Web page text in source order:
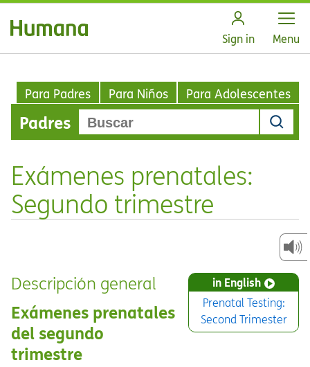
Sign in Open
Menu
Para Padres Para Niños Para Adolescentes
Padres
Exámenes prenatales:
Segundo trimestre
in English
Prenatal Testing:
Second Trimester
Descripción general
Exámenes prenatales
del segundo
trimestre